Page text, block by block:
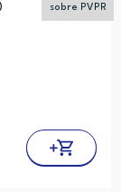
sobre PVPR